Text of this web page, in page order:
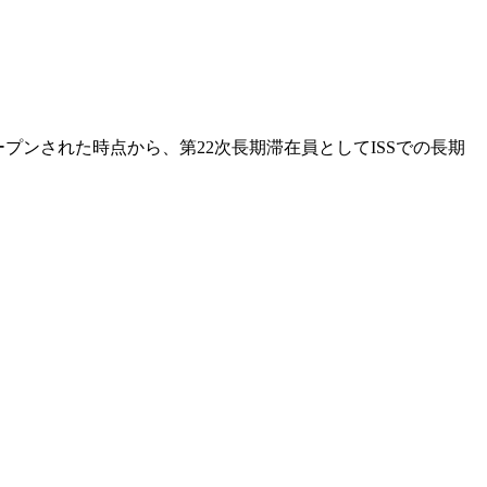
ンされた時点から、第22次長期滞在員としてISSでの長期